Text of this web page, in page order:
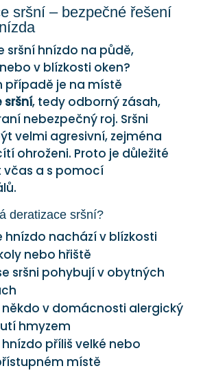
sršní – bezpečné řešení
sršní hnízdo na půdě,
v blízkosti oken?
případě je na místě
sršní, tedy odborný zásah,
nebezpečný roj. Sršni
velmi agresivní, zejména
ohroženi. Proto je důležité
včas a s pomocí
deratizace sršní?
hnízdo nachází v blízkosti
nebo hřiště
sršni pohybují v obytných
někdo v domácnosti alergický
hmyzem
hnízdo příliš velké nebo
místě